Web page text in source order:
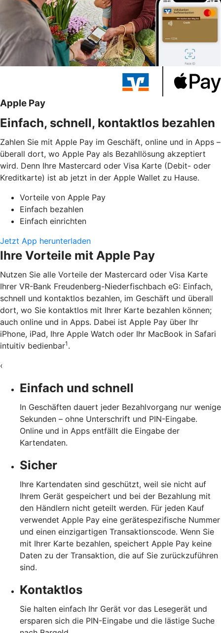
Apple Pay
Einfach, schnell, kontaktlos bezahlen
Zahlen Sie mit Apple Pay im Geschäft, online und in Apps –
überall dort, wo Apple Pay als Bezahllösung akzeptiert
wird. Denn Ihre Mastercard oder Visa Karte (Debit- oder
Kreditkarte) ist ab jetzt in der Apple Wallet zu Hause.
Vorteile von Apple Pay
Einfach bezahlen
Einfach einrichten
Jetzt App herunterladen
Ihre Vorteile mit Apple Pay
Nutzen Sie alle Vorteile der Mastercard oder Visa Karte
Ihrer VR-Bank Freudenberg-Niederfischbach eG: Einfach,
schnell und kontaktlos bezahlen, im Geschäft und überall
dort, wo Sie kontaktlos mit Ihrer Karte bezahlen können;
auch online und in Apps. Dabei ist Apple Pay über Ihr
iPhone, iPad, Ihre Apple Watch oder Ihr MacBook in Safari
intuitiv bedienbar1 .
‹
Einfach und schnell
In Geschäften dauert jeder Bezahlvorgang nur wenige
Sekunden – ohne Unterschrift und PIN-Eingabe.
Online und in Apps entfällt die Eingabe der
Kartendaten.
Sicher
Ihre Kartendaten sind geschützt, weil sie nicht auf
Ihrem Gerät gespeichert und bei der Bezahlung mit
den Händlern nicht geteilt werden. Für jeden Kauf
verwendet Apple Pay eine gerätespezifische Nummer
und einen einzigartigen Transaktionscode. Wenn Sie
mit Ihrer Karte bezahlen, speichert Apple Pay keine
Daten zu der Transaktion, die auf Sie zurückzuführen
sind.
Kontaktlos
Sie halten einfach Ihr Gerät vor das Lesegerät und
ersparen sich die PIN-Eingabe und die lästige Suche